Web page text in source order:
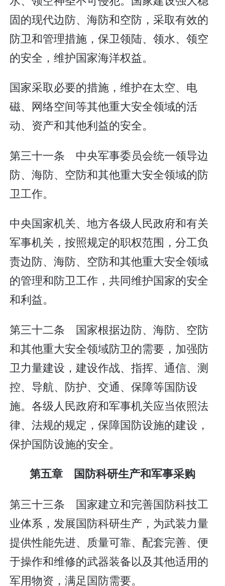
固的现代边防、海防和空防，采取有效的
防卫和管理措施，保卫领陆、领水、领空
的安全，维护国家海洋权益。
国家采取必要的措施，维护在太空、电
磁、网络空间等其他重大安全领域的活
动、资产和其他利益的安全。
第三十一条 中央军事委员会统一领导边
防、海防、空防和其他重大安全领域的防
卫工作。
中央国家机关、地方各级人民政府和有关
军事机关，按照规定的职权范围，分工负
责边防、海防、空防和其他重大安全领域
的管理和防卫工作，共同维护国家的安全
和利益。
第三十二条 国家根据边防、海防、空防
和其他重大安全领域防卫的需要，加强防
卫力量建设，建设作战、指挥、通信、测
控、导航、防护、交通、保障等国防设
施。各级人民政府和军事机关应当依照法
律、法规的规定，保障国防设施的建设，
保护国防设施的安全。
第五章 国防科研生产和军事采购
第三十三条 国家建立和完善国防科技工
业体系，发展国防科研生产，为武装力量
提供性能先进、质量可靠、配套完善、便
于操作和维修的武器装备以及其他适用的
军用物资，满足国防需要。